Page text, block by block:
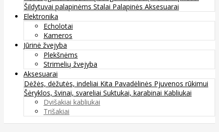
Šildytuvai palapinėms Stalai Palapinės Aksesuarai
Elektronika
Echolotai
Kameros
Jūrinė žvejyba
Plekšnėms
Strimelių žvejyba
Aksesuarai
Dėžės, dėžutės, indeliai Kita Pavadėlinės Pjuvenos rūkimui
Šėryklos, švinai, svareliai Suktukai, karabinai Kabliukai
Dvišakiai kabliukai
Trišakiai